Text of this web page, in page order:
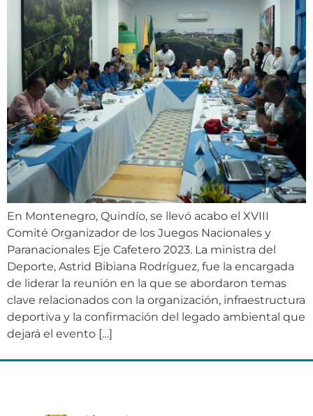
En Montenegro, Quindío, se llevó acabo el XVIII
Comité Organizador de los Juegos Nacionales y
Paranacionales Eje Cafetero 2023. La ministra del
Deporte, Astrid Bibiana Rodríguez, fue la encargada
de liderar la reunión en la que se abordaron temas
clave relacionados con la organización, infraestructura
deportiva y la confirmación del legado ambiental que
dejará el evento […]